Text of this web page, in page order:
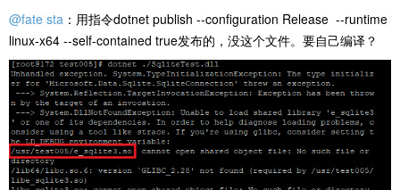
@fate sta ：用指令dotnet publish --configuration Release --runtime
linux-x64 --self-contained true发布的，没这个文件。要自己编译？